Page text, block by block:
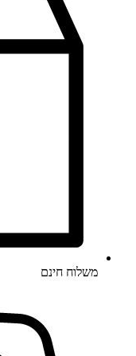
משלוח חינם